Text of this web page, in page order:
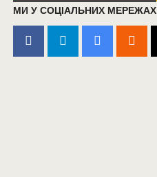
МИ У СОЦІАЛЬНИХ МЕРЕЖАХ